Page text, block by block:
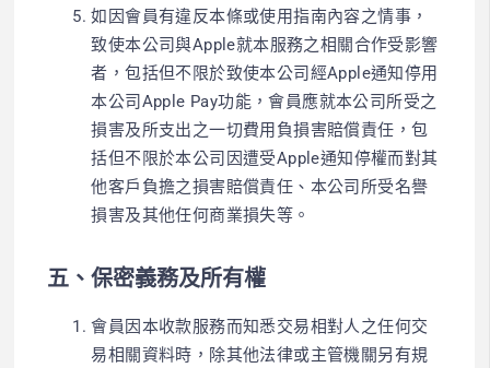
如因會員有違反本條或使用指南內容之情事，
致使本公司與Apple就本服務之相關合作受影響
者，包括但不限於致使本公司經Apple通知停用
本公司Apple Pay功能，會員應就本公司所受之
損害及所支出之一切費用負損害賠償責任，包
括但不限於本公司因遭受Apple通知停權而對其
他客戶負擔之損害賠償責任、本公司所受名譽
損害及其他任何商業損失等。
五、保密義務及所有權
會員因本收款服務而知悉交易相對人之任何交
易相關資料時，除其他法律或主管機關另有規